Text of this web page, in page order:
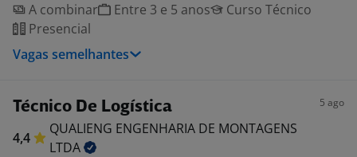
A combinar
Entre 3 e 5 anos
Curso Técnico
Presencial
Vagas semelhantes
Técnico De Logística 5 ago
4,4
QUALIENG ENGENHARIA DE MONTAGENS
LTDA